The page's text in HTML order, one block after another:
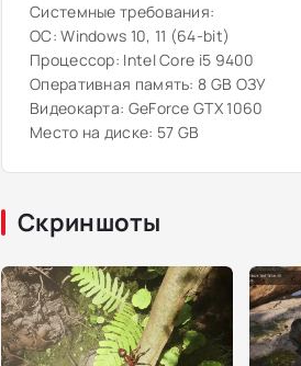
Системные требования:
ОС: Windows 10, 11 (64-bit)
Процессор: Intel Core i5 9400
Оперативная память: 8 GB ОЗУ
Видеокарта: GeForce GTX 1060
Место на диске: 57 GB
Скриншоты